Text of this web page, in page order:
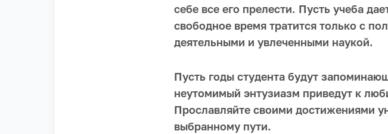
себе все его прелести. Пусть учеба
свободное время тратится только с
деятельными и увлеченными наукой.
Пусть годы студента будут
неутомимый энтузиазм приведут к
Прославляйте своими достижениями
выбранному пути.